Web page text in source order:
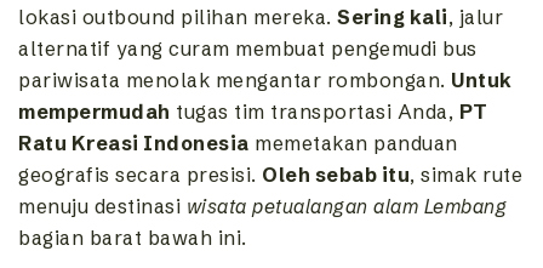
lokasi outbound pilihan mereka. Sering kali, jalur
alternatif yang curam membuat pengemudi bus
pariwisata menolak mengantar rombongan. Untuk
mempermudah tugas tim transportasi Anda, PT
Ratu Kreasi Indonesia memetakan panduan
geografis secara presisi. Oleh sebab itu, simak rute
menuju destinasi wisata petualangan alam Lembang
bagian barat bawah ini.